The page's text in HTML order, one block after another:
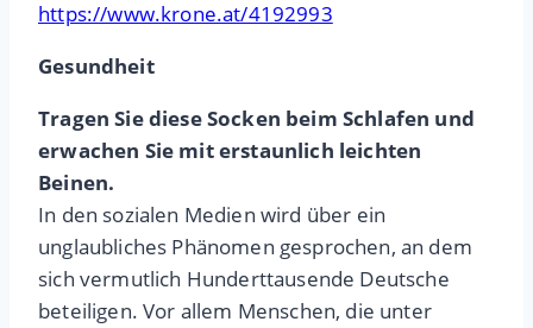
https://www.krone.at/4192993
Gesundheit
Tragen Sie diese Socken beim Schlafen und
erwachen Sie mit erstaunlich leichten
Beinen.
In den sozialen Medien wird über ein
unglaubliches Phänomen gesprochen, an dem
sich vermutlich Hunderttausende Deutsche
beteiligen. Vor allem Menschen, die unter